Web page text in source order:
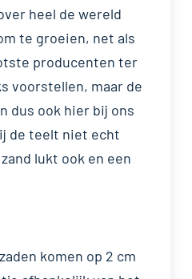
heel de wereld
te groeien, net als
producenten ter
voorstellen, maar de
dus ook hier bij ons
de teelt niet echt
lukt ook en een
komen op 2 cm